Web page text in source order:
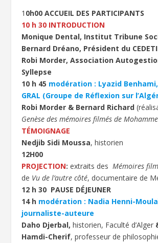
1 0h00 ACCUEIL DES PARTICIPANTS
10 h 30 INTRODUCTION
Monique Dental, Institut Tribune
Bernard Dréano, Président du
Robi Morder, Association
Syllepse
10 h 45 modération : Lyazid
GRAL (Groupe de Réflexion sur
Robi Morder & Bernard Richard
Genèse des mémoires filmés de
TÉMOIGNAGE
Nedjib Sidi Moussa, historien
12H00
PROJECTION: extraits desMémoires
de Vu de l’autre côté, documentaire de
12 h 30 PAUSE DÉJEUNER
14 h modération : Nadia Henni-
journaliste-auteure
Daho Djerbal,historien, Faculté d’Alger
Hamdi-Cherif, professeur de